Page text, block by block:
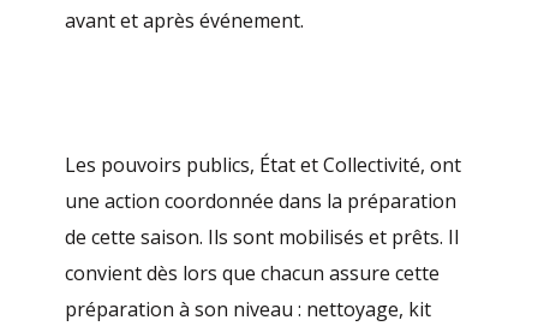
avant et après événement.
Les pouvoirs publics, État et Collectivité, ont
une action coordonnée dans la préparation
de cette saison. Ils sont mobilisés et prêts. Il
convient dès lors que chacun assure cette
préparation à son niveau : nettoyage, kit